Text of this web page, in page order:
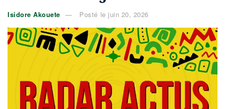
Isidore Akouete Posté le juin 20, 2026